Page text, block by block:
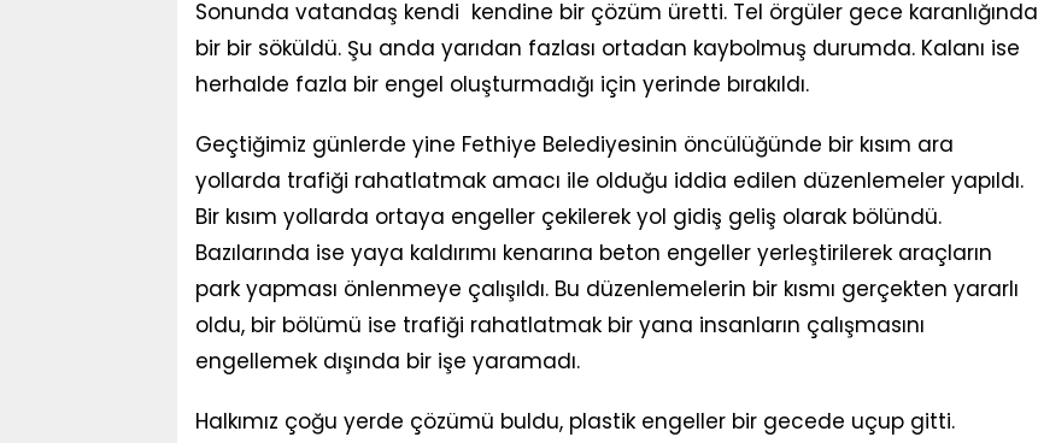
Sonunda vatandaş kendi kendine bir çözüm üretti. Tel örgüler gece karanlığında
bir bir söküldü. Şu anda yarıdan fazlası ortadan kaybolmuş durumda. Kalanı ise
herhalde fazla bir engel oluşturmadığı için yerinde bırakıldı.
Geçtiğimiz günlerde yine Fethiye Belediyesinin öncülüğünde bir kısım ara
yollarda trafiği rahatlatmak amacı ile olduğu iddia edilen düzenlemeler yapıldı.
Bir kısım yollarda ortaya engeller çekilerek yol gidiş geliş olarak bölündü.
Bazılarında ise yaya kaldırımı kenarına beton engeller yerleştirilerek araçların
park yapması önlenmeye çalışıldı. Bu düzenlemelerin bir kısmı gerçekten yararlı
oldu, bir bölümü ise trafiği rahatlatmak bir yana insanların çalışmasını
engellemek dışında bir işe yaramadı.
Halkımız çoğu yerde çözümü buldu, plastik engeller bir gecede uçup gitti.